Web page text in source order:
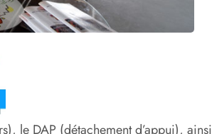
le DAP (détachement d’appui), ainsi